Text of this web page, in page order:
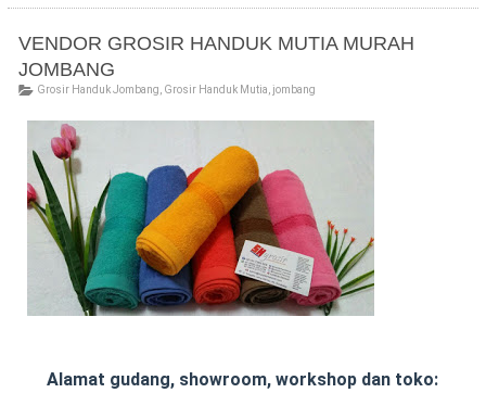
VENDOR GROSIR HANDUK MUTIA MURAH
JOMBANG
Grosir Handuk Jombang Grosir Handuk Mutia jombang
Alamat gudang, showroom, workshop dan toko: